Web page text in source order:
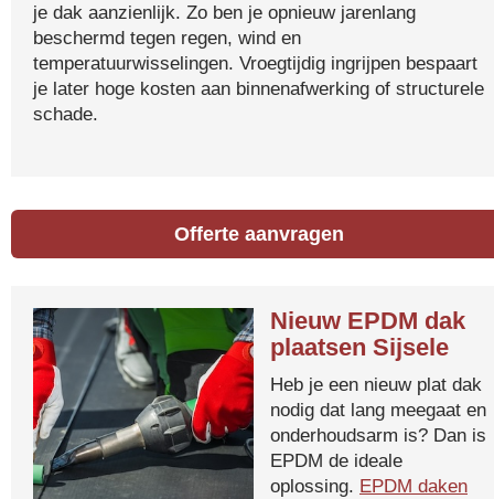
je dak aanzienlijk. Zo ben je opnieuw jarenlang
beschermd tegen regen, wind en
temperatuurwisselingen. Vroegtijdig ingrijpen bespaart
je later hoge kosten aan binnenafwerking of structurele
schade.
Offerte aanvragen
Nieuw EPDM dak
plaatsen Sijsele
Heb je een nieuw plat dak
nodig dat lang meegaat en
onderhoudsarm is? Dan is
EPDM de ideale
oplossing. EPDM daken